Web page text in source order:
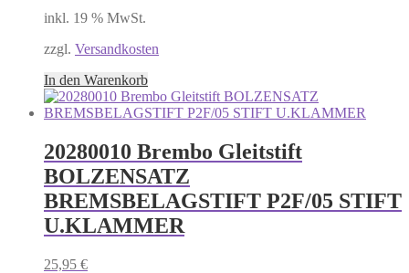
inkl. 19 % MwSt.
zzgl. Versandkosten
In den Warenkorb
20280010 Brembo Gleitstift
BOLZENSATZ
BREMSBELAGSTIFT P2F/05 STIFT
U.KLAMMER
25,95 €